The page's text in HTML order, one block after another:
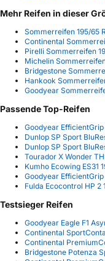
Mehr Reifen in dieser
Sommerreifen 195/65
Continental
Pirelli Sommerreifen
Michelin
Bridgestone
Hankook
Goodyear
Passende Top-Reifen
Goodyear
Dunlop SP Sport
Dunlop SP Sport
Tourador X Wonder
Kumho Ecowing ES31
Goodyear
Fulda Ecocontrol HP 2
Testsieger Reifen
Goodyear Eagle F1
Continental
Continental
Bridgestone Potenza